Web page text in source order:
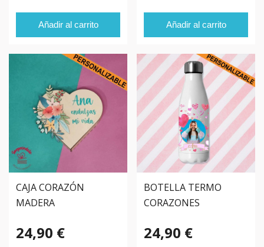
Añadir al carrito Añadir al carrito
CAJA CORAZÓN
MADERA
24,90 €
BOTELLA TERMO
CORAZONES
FOTO
24,90 €